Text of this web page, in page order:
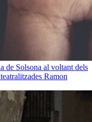
de Solsona al voltant dels
Ramon